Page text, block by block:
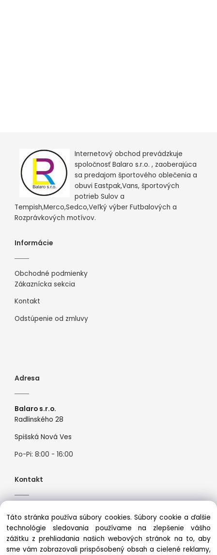
Internetový obchod prevádzkuje
spoločnosť Balaro s.r.o. , zaoberajúca
sa predajom športového oblečenia a
obuvi Eastpak,Vans, športových
potrieb Sulov a
Tempish,Merco,Sedco,Veľký výber Futbalových a
Rozprávkových motívov.
Informácie
Obchodné podmienky
Zákaznícka sekcia
Kontakt
Odstúpenie od zmluvy
Adresa
Balaro s.r.o.
Radlinského 28
Spišská Nová Ves
Po-Pi: 8:00 - 16:00
Kontakt
Mail:info@premiosport.sk
Táto stránka používa súbory cookies. Súbory cookie a ďalšie
technológie sledovania používame na zlepšenie vášho
zážitku z prehliadania našich webových stránok na to, aby
sme vám zobrazovali prispôsobený obsah a cielené reklamy,